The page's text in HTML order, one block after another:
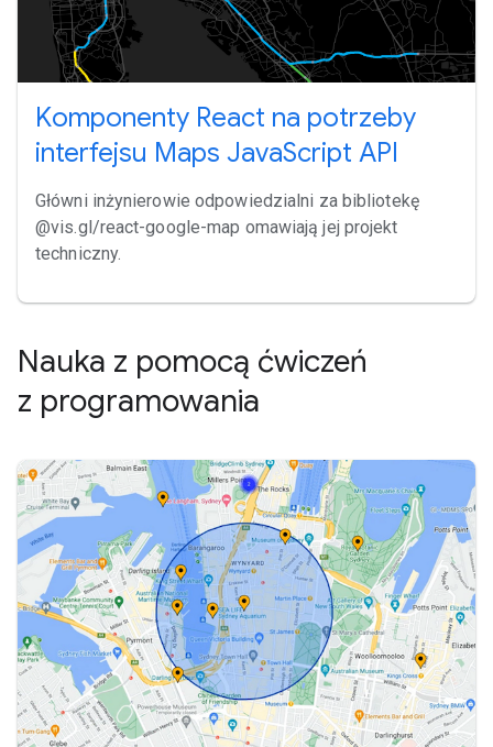
Komponenty React na potrzeby
interfejsu Maps JavaScript API
Główni inżynierowie odpowiedzialni za bibliotekę
@vis.gl/react-google-map omawiają jej projekt
techniczny.
Nauka z pomocą ćwiczeń
z programowania